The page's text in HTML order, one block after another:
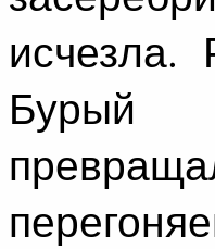
исчезла.
Бурый